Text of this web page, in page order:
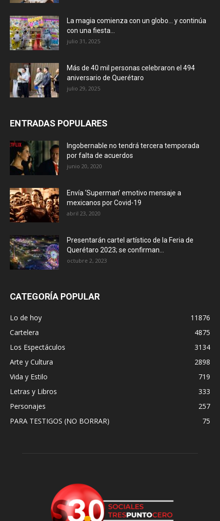
La magia comienza con un globo… y continúa
con una fiesta...
julio 31, 2025
Más de 40 mil personas celebraron el 494
aniversario de Querétaro
julio 29, 2025
ENTRADAS POPULARES
Ingobernable no tendrá tercera temporada
por falta de acuerdos
junio 20, 2020
Envía ‘Superman’ emotivo mensaje a
mexicanos por Covid-19
abril 23, 2020
Presentarán cartel artístico de la Feria de
Querétaro 2023; se confirman...
octubre 2, 2023
CATEGORÍA POPULAR
Lo de hoy
11876
Cartelera
4875
Los Espectáculos
3134
Arte y Cultura
2898
Vida y Estilo
719
Letras y Libros
333
Personajes
257
PARA TESTIGOS (NO BORRAR)
75